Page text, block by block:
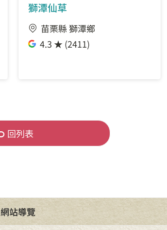
獅潭仙草
苗栗縣 獅潭鄉
4.3 ★ (2411)
回列表
網站導覽